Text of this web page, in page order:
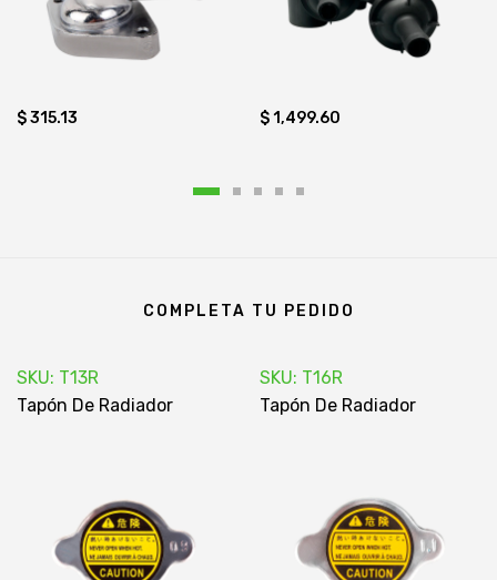
$ 315.13 $ 1,499.60
COMPLETA TU PEDIDO
SKU: T13R
Tapón De Radiador
SKU: T16R
Tapón De Radiador